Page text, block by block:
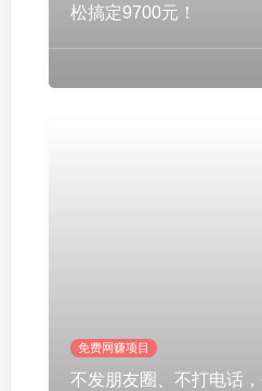
松搞定9700元！
免费网赚项目
不发朋友圈、不打电话